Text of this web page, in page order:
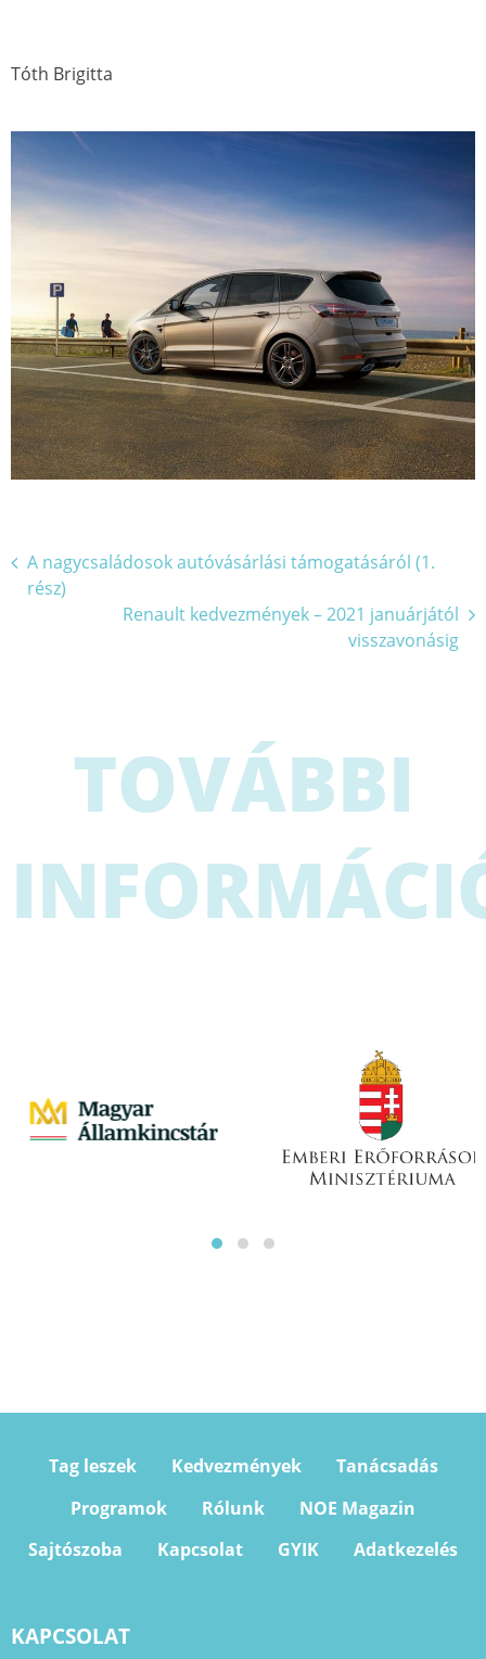
Tóth Brigitta
Bejegyzés
navigáció
A nagycsaládosok autóvásárlási támogatásáról (1.
rész)
Renault kedvezmények – 2021 januárjától
visszavonásig
TOVÁBBI
Tag leszek Kedvezmények
Tanácsadás
Programok
Rólunk
NOE Magazin
Sajtószoba
Kapcsolat GYIK Adatkezelés
KAPCSOLAT